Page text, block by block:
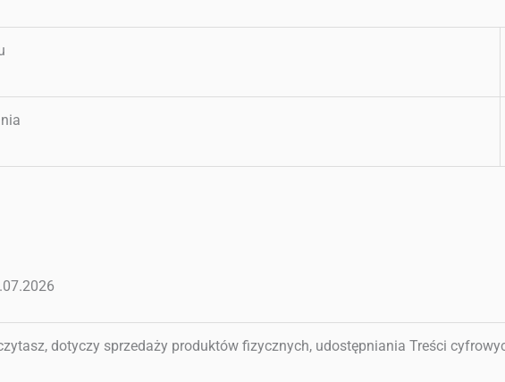
dotyczy sprzedaży produktów fizycznych, udostępniania Treści